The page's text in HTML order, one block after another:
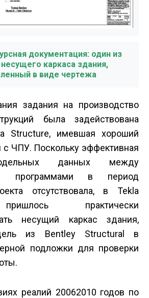
документация: один из
каркаса здания,
в виде чертежа
задания на производство
была задействована
Structure, имевшая хороший
с ЧПУ. Поскольку эффективная
данных между
программами в период
отсутствовала, в Tekla
практически
несущий каркас здания,
из Bentley Structural в
подложки для проверки
реалий 2006­2010 годов по